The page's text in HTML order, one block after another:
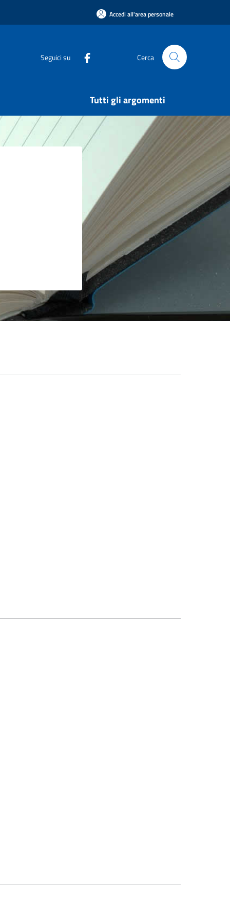
Accedi all'area personale
Seguici su Cerca
Tutti gli argomenti